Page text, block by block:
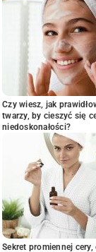
Czy wiesz, jak
twarzy, by cieszyć się
niedoskonałości?
Sekret promiennej